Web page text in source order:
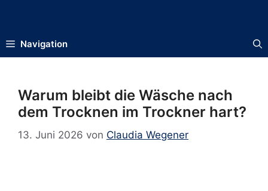
Navigation
Warum bleibt die Wäsche nach
dem Trocknen im Trockner hart?
13. Juni 2026 von Claudia Wegener